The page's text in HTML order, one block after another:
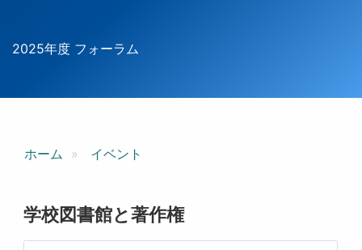
2025年度 フォーラム
ホーム イベント
学校図書館と著作権